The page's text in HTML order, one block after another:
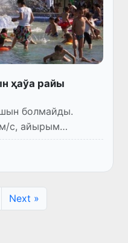
ҳаўа райы
болмайды.
с, айырым
күшейиўи,
менен
температурасы
Next »